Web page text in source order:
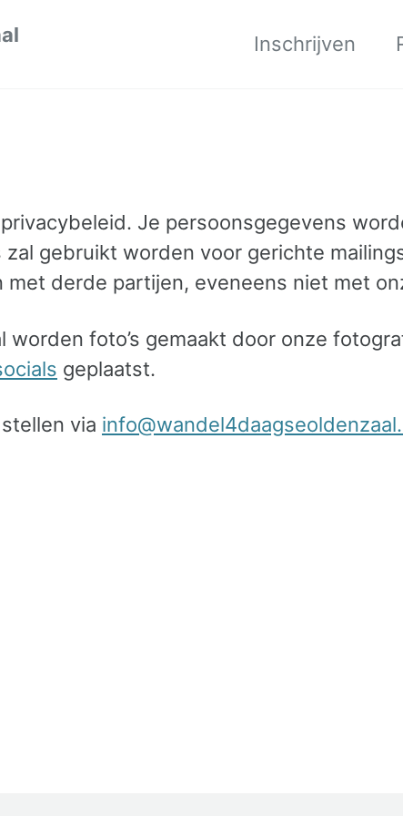
Inschrijven
Je persoonsgegevens
gebruikt worden voor gerichte
derde partijen, eveneens niet met
foto’s gemaakt door onze
geplaatst.
via